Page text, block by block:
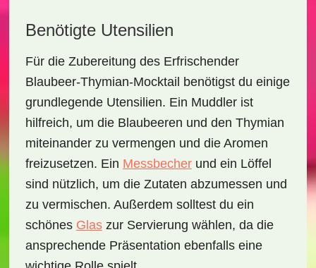
Benötigte Utensilien
Für die Zubereitung des Erfrischender
Blaubeer-Thymian-Mocktail benötigst du einige
grundlegende Utensilien. Ein Muddler ist
hilfreich, um die Blaubeeren und den Thymian
miteinander zu vermengen und die Aromen
freizusetzen. Ein Messbecherund ein Löffel
sind nützlich, um die Zutaten abzumessen und
zu vermischen. Außerdem solltest du ein
schönes Glaszur Servierung wählen, da die
ansprechende Präsentation ebenfalls eine